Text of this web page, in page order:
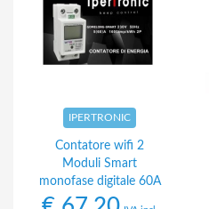
IPERTRONIC
Contatore wifi 2
Moduli Smart
monofase digitale 60A